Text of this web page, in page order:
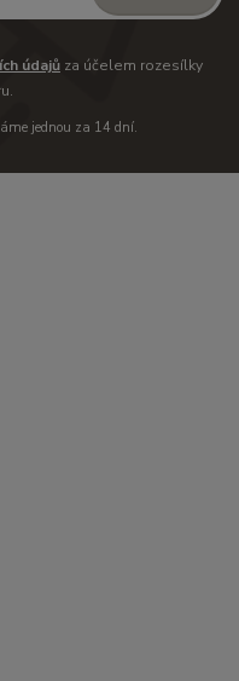
údajůza účelem rozesílky
jednou za 14 dní.